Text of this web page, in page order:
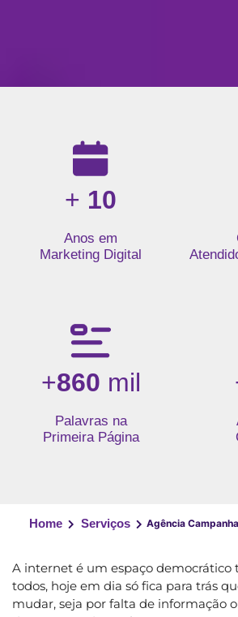
Resultados da nossa agência de
+ 10
Anos em
Marketing Digital
+860 mil
Palavras na
Primeira Página
Home Serviços Agência
A internet é um espaço democrático
todos, hoje em dia só fica para trás
mudar, seja por falta de informação